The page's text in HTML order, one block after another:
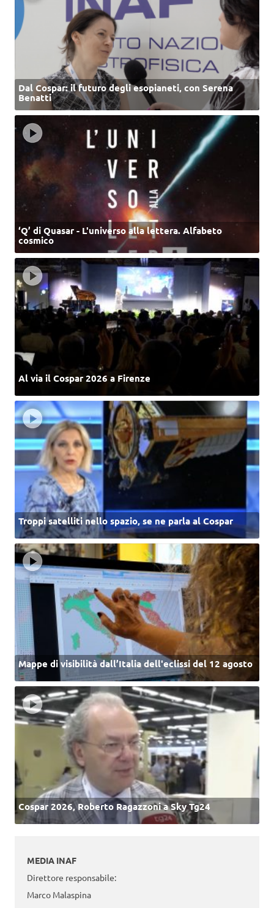
Dal Cospar: il futuro degli esopianeti, con Serena
Benatti
‘Q’ di Quasar - L'universo alla lettera. Alfabeto
cosmico
Al via il Cospar 2026 a Firenze
Troppi satelliti nello spazio, se ne parla al Cospar
Mappe di visibilità dall’Italia dell'eclissi del 12 agosto
Cospar 2026, Roberto Ragazzoni a Sky Tg24
MEDIA INAF
Direttore responsabile:
Marco Malaspina